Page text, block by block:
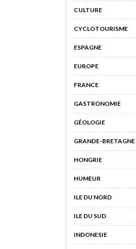
CULTURE
CYCLOTOURISME
ESPAGNE
EUROPE
FRANCE
GASTRONOMIE
GÉOLOGIE
GRANDE-BRETAGNE
HONGRIE
HUMEUR
ILE DU NORD
ILE DU SUD
INDONESIE